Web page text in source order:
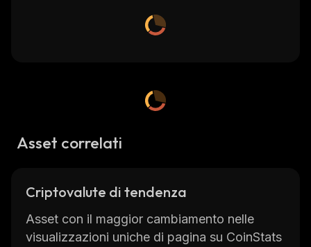
Asset correlati
Criptovalute di tendenza
Asset con il maggior cambiamento nelle
visualizzazioni uniche di pagina su CoinStats